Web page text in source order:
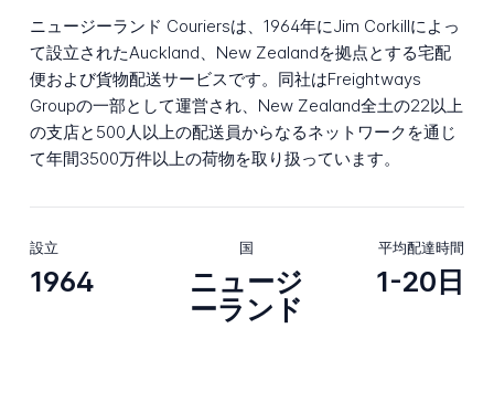
ニュージーランド Couriersは、1964年にJim Corkillによっ
て設立されたAuckland、New Zealandを拠点とする宅配
便および貨物配送サービスです。同社はFreightways
Groupの一部として運営され、New Zealand全土の22以上
の支店と500人以上の配送員からなるネットワークを通じ
て年間3500万件以上の荷物を取り扱っています。
設立
1964
国
ニュージ
ーランド
平均配達時間
1-20日